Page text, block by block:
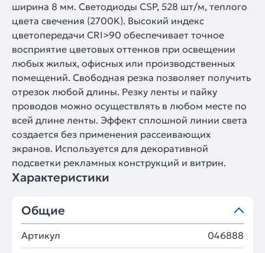
ширина 8 мм. Светодиоды CSP, 528 шт/м, теплого
цвета свечения (2700K). Высокий индекс
цветопередачи CRI>90 обеспечивает точное
восприятие цветовых оттенков при освещении
любых жилых, офисных или производственных
помещений. Свободная резка позволяет получить
отрезок любой длины. Резку ленты и пайку
проводов можно осуществлять в любом месте по
всей длине ленты. Эффект сплошной линии света
создается без применения рассеивающих
экранов. Используется для декоративной
подсветки рекламных конструкций и витрин.
Характеристики
Общие
Артикул 046888